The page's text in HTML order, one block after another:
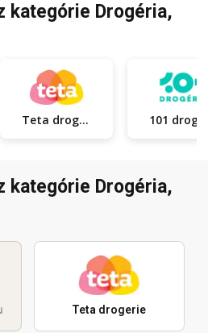
kategórie Drogéria,
Teta drogerie
kategórie Drogéria,
Teta drogerie